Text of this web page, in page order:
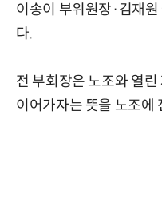
이송이 부위원장·김재
다.
전 부회장은 노조와 열
이어가자는 뜻을 노조에